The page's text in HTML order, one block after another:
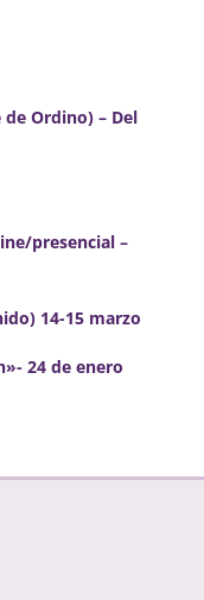
Ordino) – Del
presencial –
14-15 marzo
24 de enero